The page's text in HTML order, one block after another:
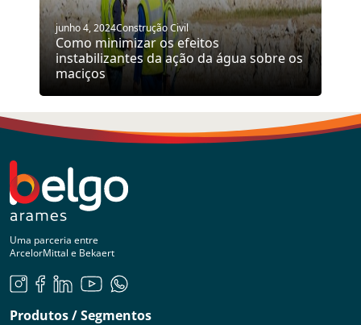
junho 4, 2024Construção Civil
Como minimizar os efeitos
instabilizantes da ação da água sobre os
maciços
Uma parceria entre
ArcelorMittal e Bekaert
Produtos / Segmentos